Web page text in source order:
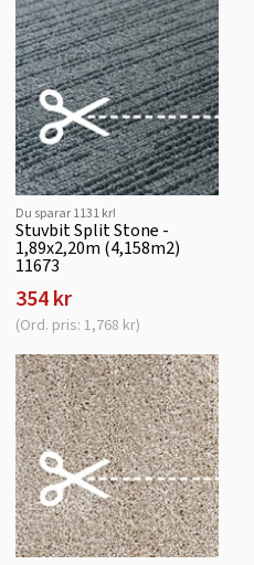
Du sparar 1131 kr!
Stuvbit Split Stone -
1,89x2,20m (4,158m2)
11673
354 kr
(Ord. pris: 1,768 kr)